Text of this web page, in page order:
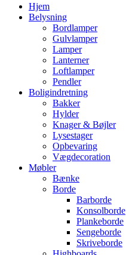
Hjem
Belysning
Bordlamper
Gulvlamper
Lamper
Lanterner
Loftlamper
Pendler
Boligindretning
Bakker
Hylder
Knager & Bøjler
Lysestager
Opbevaring
Vægdecoration
Møbler
Bænke
Borde
Barborde
Konsolborde
Plankeborde
Sengeborde
Skriveborde